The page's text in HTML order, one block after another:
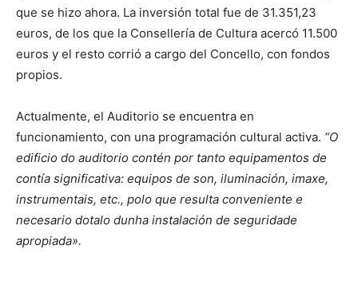
que se hizo ahora. La inversión total fue de 31.351,23
euros, de los que la Consellería de Cultura acercó 11.500
euros y el resto corrió a cargo del Concello, con fondos
propios.
Actualmente, el Auditorio se encuentra en
funcionamiento, con una programación cultural activa. “O
edificio do auditorio contén por tanto equipamentos de
contía significativa: equipos de son, iluminación, imaxe,
instrumentais, etc., polo que resulta conveniente e
necesario dotalo dunha instalación de seguridade
apropiada».